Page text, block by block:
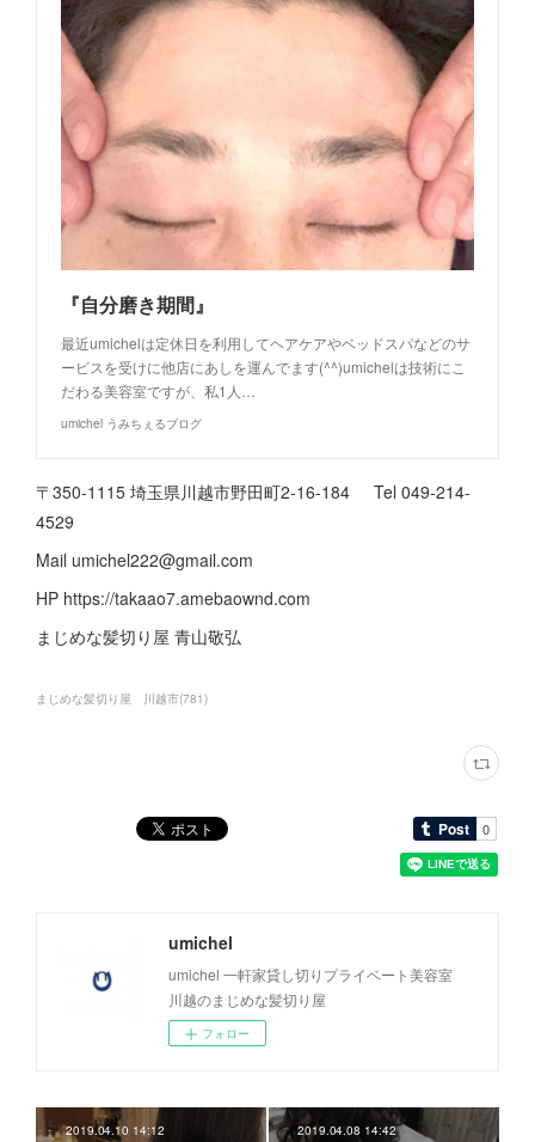
『自分磨き期間』
最近umichelは定休日を利用してヘアケアやベッドスパなどのサ
ービスを受けに他店にあしを運んでます(^^)umichelは技術にこ
だわる美容室ですが、私1人…
umichel うみちぇるブログ
〒350-1115 埼玉県川越市野田町2-16-184 Tel 049-214-
4529
Mail umichel222@gmail.com
HP https://takaao7.amebaownd.com
まじめな髪切り屋 青山敬弘
まじめな髪切り屋 川越市(781)
umichel
umichel 一軒家貸し切りプライベート美容室
川越のまじめな髪切り屋
フォロー
2019.04.10 14:12 2019.04.08 14:42